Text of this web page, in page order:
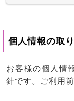
個人情報の取
お客様の個人情
針です。ご利用